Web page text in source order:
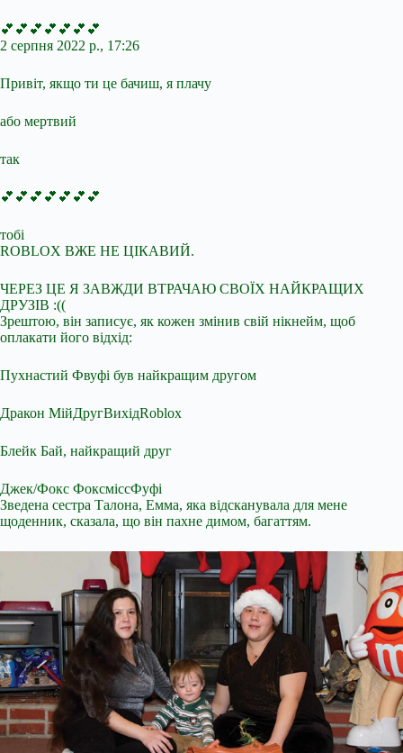
💕💕💕💕💕💕💕
2 серпня 2022 р., 17:26
Привіт, якщо ти це бачиш, я плачу
або мертвий
так
💕💕💕💕💕💕💕
тобі
ROBLOX ВЖЕ НЕ ЦІКАВИЙ.
ЧЕРЕЗ ЦЕ Я ЗАВЖДИ ВТРАЧАЮ СВОЇХ НАЙКРАЩИХ
ДРУЗІВ :((
Зрештою, він записує, як кожен змінив свій нікнейм, щоб
оплакати його відхід:
Пухнастий Фвуфі був найкращим другом
Дракон МійДругВихідRoblox
Блейк Бай, найкращий друг
Джек/Фокс ФоксміссФуфі
Зведена сестра Талона, Емма, яка відсканувала для мене
щоденник, сказала, що він пахне димом, багаттям.